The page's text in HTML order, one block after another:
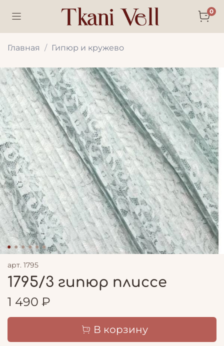
0
Главная Гипюр и кружево
арт. 1795
1795/3 гипюр плиссе
1 490 ₽
В корзину